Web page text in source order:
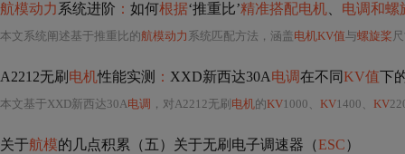
航模动力系统进阶 ： 如何根据‘推重比’精准搭配电机 电调和螺
本文系统阐述基于推重比的航模动力 系统匹配方法，涵盖 电机KV值与螺旋桨
A2212无刷 电机性能实测 ： XXD新西达30A电调在不同KV值下
本文基于XXD新西达30A电调 ，对A2212无刷 电机的KV1000、 KV1400、 KV2200
关于航模的几点积累（五）关于无刷电子调速器（ESC）